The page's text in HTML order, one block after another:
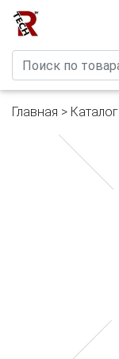
Главная > Каталог